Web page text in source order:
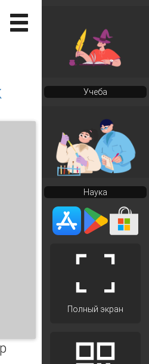
Учеба
Наука
Полный экран